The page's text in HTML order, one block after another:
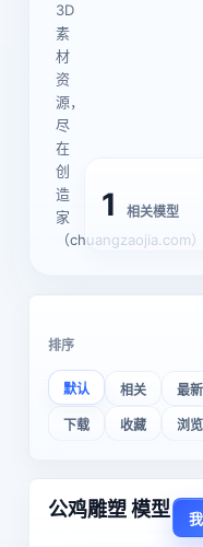
3D
素
材
资
源，
尽
在
创
造
家
（chuangzaojia.com）
1 相关模型
排序
默认 相关 最新
下载 收藏 浏览
公鸡雕塑 模型